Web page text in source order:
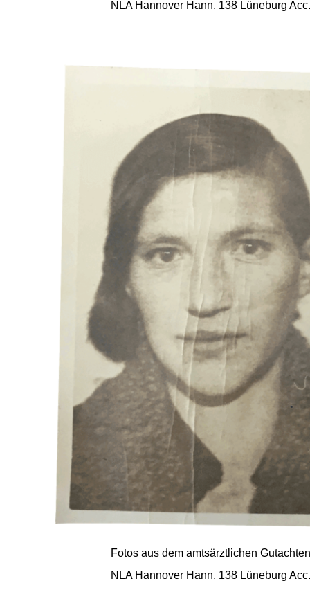
NLA Hannover Hann. 138 Lüneburg
Fotos aus dem amtsärztlichen
NLA Hannover Hann. 138 Lüneburg